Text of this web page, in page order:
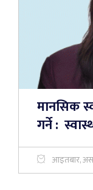
मानसिक
गर्ने :
आइतबार,